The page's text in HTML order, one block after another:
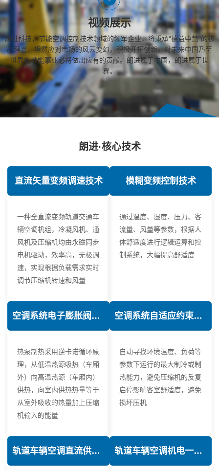
视频展示
朗进科技，节能空调控制技术领域的领军企业，将秉承“德益中慧”的核
心理念，坦然应对市场的风云变幻，积极开拓创新，对未来中国乃至
世界的节能事业必将做出应有的贡献。朗进属于中国，朗进属于世
界。
朗进·核心技术
直流矢量变频调速技术
一种全直流变频轨道交通车
辆空调机组，冷凝风机、通
风机及压缩机均由永磁同步
电机驱动，效率高，无极调
速，实现根据负载需求实时
调节压缩机转速和风量
模糊变频控制技术
通过温度、湿度、压力、客
流量、风量等参数，根据人
体舒适度进行逻辑运算和控
制系统，大幅提高舒适度
空调系统电子膨胀阀热力学优化技术
热泵制热采用逆卡诺循环原
理，从低温热源吸热（车厢
外）向高温热源（车厢内）
供热，向室内供热热量等于
从室外吸收的热量加上压缩
机输入的能量
空调系统自适应约束控制技术
自动寻找环境温度、负荷等
参数下运行的最大制冷或制
热能力，避免压缩机的反复
启停影响客室舒适度，避免
损坏压机
轨道车辆空调直流供电技术 轨道车辆空调机电一体化技术